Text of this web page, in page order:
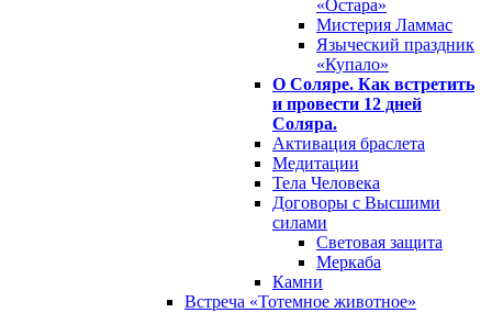
«Остара»
Мистерия Ламмас
Языческий праздник
«Купало»
О Соляре. Как встретить
и провести 12 дней
Соляра.
Активация браслета
Медитации
Тела Человека
Договоры с Высшими
силами
Световая защита
Меркаба
Камни
Встреча «Тотемное животное»